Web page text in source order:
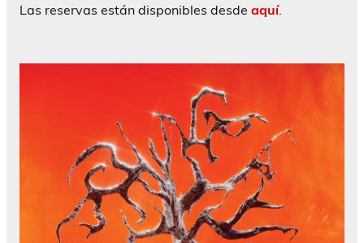
Las reservas están disponibles desde aquí.